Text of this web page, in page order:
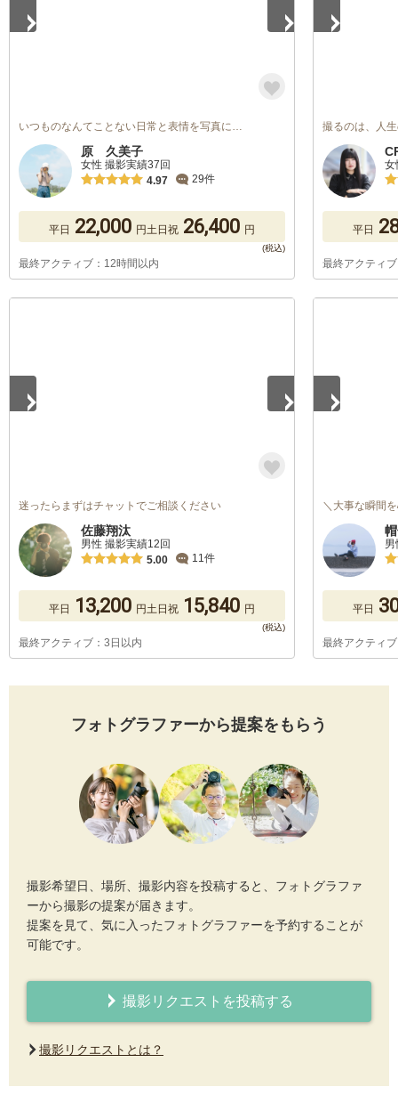
いつものなんてことない日常と表情を写真に…
原 久美子
女性 撮影実績37回
4.97
29件
平日 22,000 円土日祝 26,400 円
最終アクティブ：12時間以内
撮るのは、人
女
平日
最終アクティ
迷ったらまずはチャットでご相談ください
佐藤翔汰
男性 撮影実績12回
5.00
11件
平日 13,200 円土日祝 15,840 円
最終アクティブ：3日以内
＼大事な瞬間
男
平日
最終アクティ
フォトグラファーから提案をもらう
撮影希望日、場所、撮影内容を投稿すると、フォトグラファ
ーから撮影の提案が届きます。
提案を見て、気に入ったフォトグラファーを予約することが
可能です。
撮影リクエストを投稿する
撮影リクエストとは？